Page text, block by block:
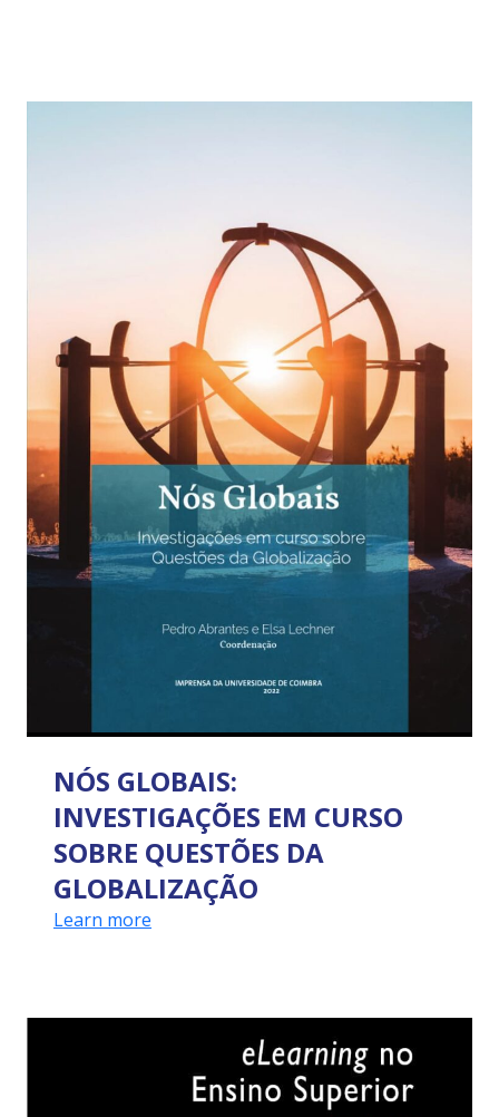
NÓS GLOBAIS:
INVESTIGAÇÕES EM CURSO
SOBRE QUESTÕES DA
GLOBALIZAÇÃO
Learn more